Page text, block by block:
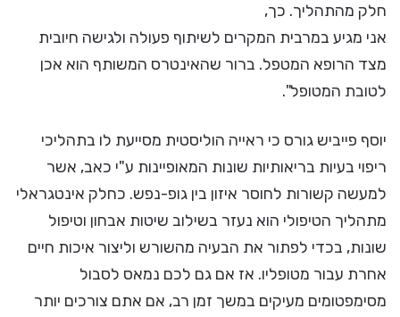
חלק מהתהליך. כך,
אני מגיע במרבית המקרים לשיתוף פעולה ולגישה חיובית
מצד הרופא המטפל. ברור שהאינטרס המשותף הוא אכן
לטובת המטופל".
יוסף פייביש גורס כי ראייה הוליסטית מסייעת לו בתהליכי
ריפוי בעיות בריאותיות שונות המאופיינות ע"י כאב, אשר
למעשה קשורות לחוסר איזון בין גופ-נפש. כחלק אינטגראלי
מתהליך הטיפולי הוא נעזר בשילוב שיטות אבחון וטיפול
שונות, בכדי לפתור את הבעיה מהשורש וליצור איכות חיים
אחרת עבור מטופליו. אז אם גם לכם נמאס לסבול
מסימפטומים מעיקים במשך זמן רב, אם אתם צורכים יותר